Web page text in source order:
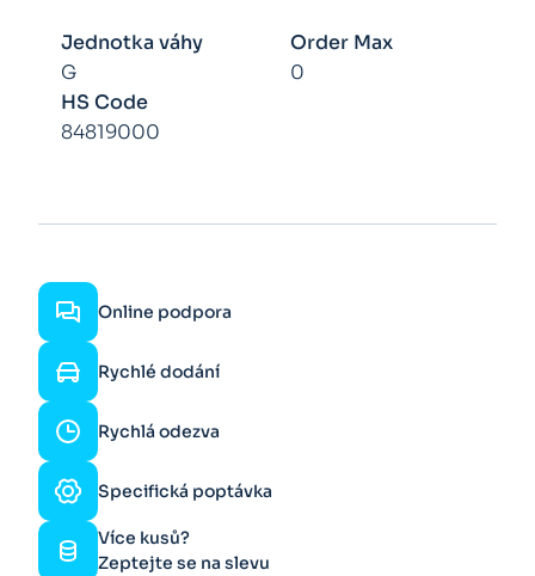
Jednotka váhy
G
Order Max
0
HS Code
84819000
Online podpora
Rychlé dodání
Rychlá odezva
Specifická poptávka
Více kusů?
Zeptejte se na slevu